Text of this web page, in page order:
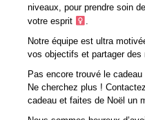
Réservation
LA POLE DANCE
Qu’est ce que la Pole
La pole dance, pour qui ?
niveaux, pour prendre soin
votre esprit ‍
.
Notre équipe est ultra
vos objectifs et partager
Pas encore trouvé le
Ne cherchez plus !
cadeau et faites de Noël un